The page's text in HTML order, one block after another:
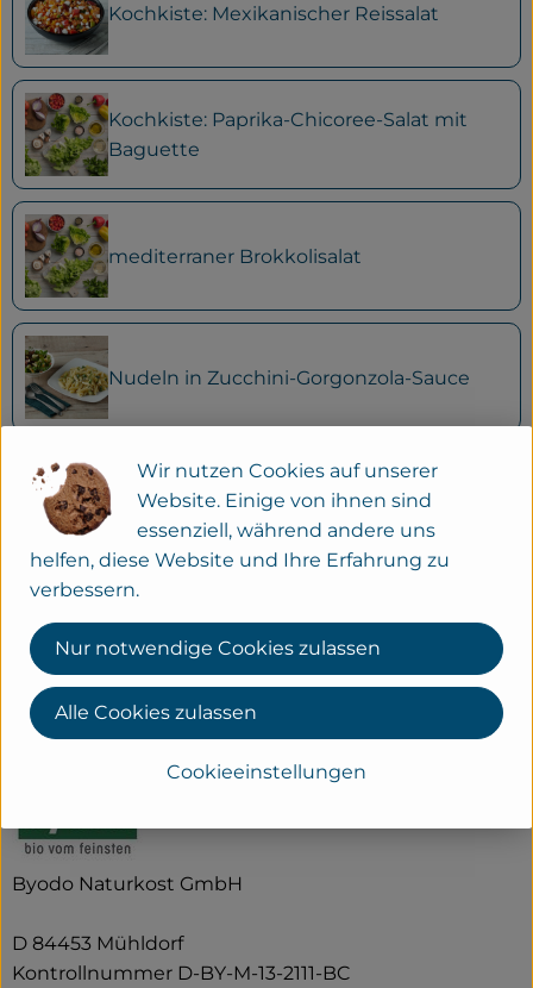
Kochkiste: Mexikanischer Reissalat
Kochkiste: Paprika-Chicoree-Salat mit
Baguette
mediterraner Brokkolisalat
Nudeln in Zucchini-Gorgonzola-Sauce
Tomaten-Quiche & Salat
Herkunft
Hersteller: BYODO
Byodo Naturkost GmbH
D 84453 Mühldorf
Kontrollnummer D-BY-M-13-2111-BC
Wir nutzen Cookies auf unserer
Website. Einige von ihnen sind
essenziell, während andere uns
helfen, diese Website und Ihre Erfahrung zu
verbessern.
Cookieeinstellungen
Nur notwendige Cookies zulassen
Alle Cookies zulassen